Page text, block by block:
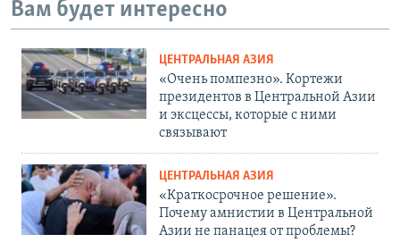
Вам будет интересно
ЦЕНТРАЛЬНАЯ АЗИЯ
«Очень помпезно». Кортежи
президентов в Центральной Азии
и эксцессы, которые с ними
связывают
ЦЕНТРАЛЬНАЯ АЗИЯ
«Краткосрочное решение».
Почему амнистии в Центральной
Азии не панацея от проблемы?